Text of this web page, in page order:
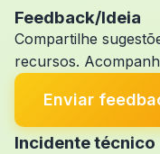
Feedback/Ideia
Compartilhe
recursos.
Enviar
Incidente técnico